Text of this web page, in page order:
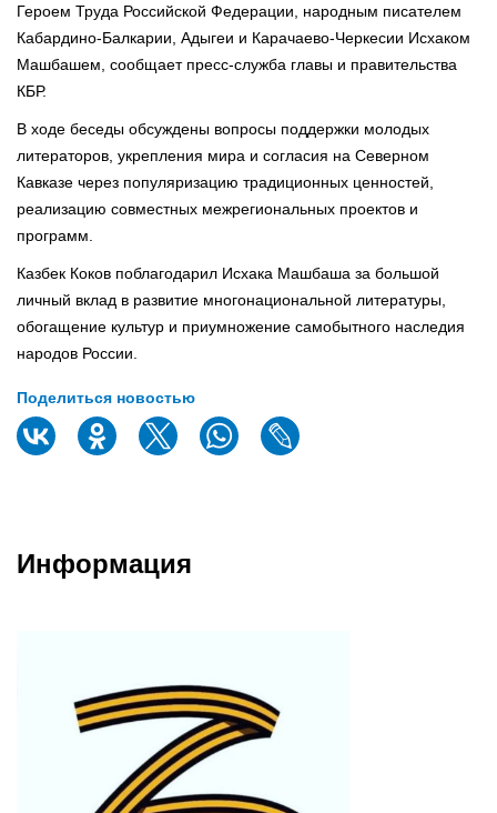
Героем Труда Российской Федерации, народным писателем
Кабардино-Балкарии, Адыгеи и Карачаево-Черкесии Исхаком
Машбашем, сообщает пресс-служба главы и правительства
КБР.
В ходе беседы обсуждены вопросы поддержки молодых
литераторов, укрепления мира и согласия на Северном
Кавказе через популяризацию традиционных ценностей,
реализацию совместных межрегиональных проектов и
программ.
Казбек Коков поблагодарил Исхака Машбаша за большой
личный вклад в развитие многонациональной литературы,
обогащение культур и приумножение самобытного наследия
народов России.
Поделиться новостью
Информация